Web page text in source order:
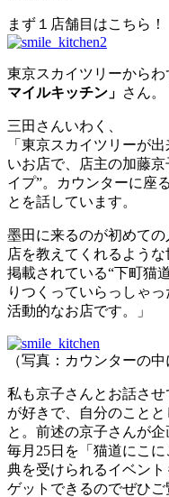
まず１店舗目はこちら！
東京スカイツリーからわ
マイルキッチン」 さん。
三田さんいわく、
「東京スカイツリーが
いお店で、店主の加藤
イプ”。カウンターに座
とを話しています。
墨田に来るのが初めて
店を教えてくれるよう
掲載されている“下町猫
りつくっていらっしゃ
活動的なお店です。」
（写真：カウンターの
私も京子さんとお話さ
が好きで、自分のこと
と。前述の京子さんが
毎月25日を「猫道にこ
典を受けられるイベン
ゲットできるのでぜひご